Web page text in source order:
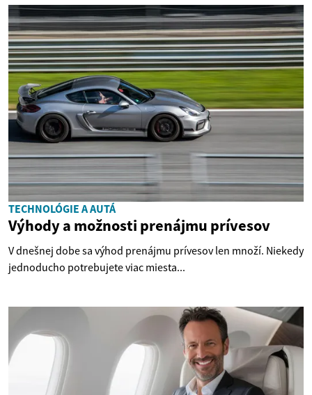
TECHNOLÓGIE A AUTÁ
Výhody a možnosti prenájmu prívesov
V dnešnej dobe sa výhod prenájmu prívesov len množí. Niekedy
jednoducho potrebujete viac miesta...